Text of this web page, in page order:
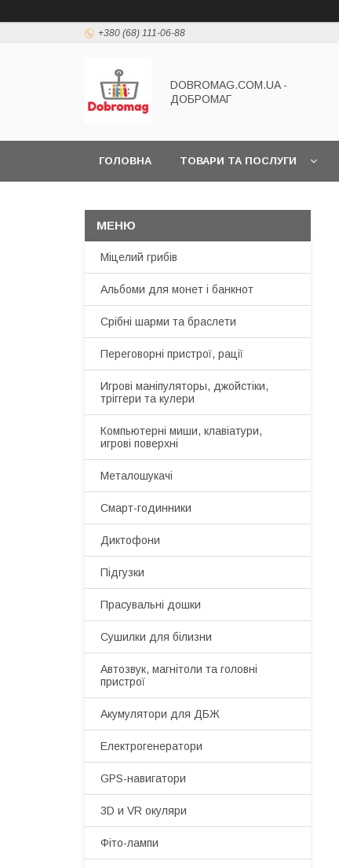
+380 (68) 111-06-88
DOBROMAG.COM.UA -
ДОБРОМАГ
ГОЛОВНА ТОВАРИ ТА ПОСЛУГИ
Міцелий грибів
Альбоми для монет і банкнот
Срібні шарми та браслети
Переговорні пристрої, рації
Игрові маніпуляторы, джойстіки,
тріггери та кулери
Компьютерні миши, клавіатури,
игрові поверхні
Металошукачі
Смарт-годинники
Диктофони
Підгузки
Прасувальні дошки
Сушилки для білизни
Автозвук, магнітоли та головні
пристрої
Акумулятори для ДБЖ
Електрогенератори
GPS-навигатори
3D и VR окуляри
Фіто-лампи